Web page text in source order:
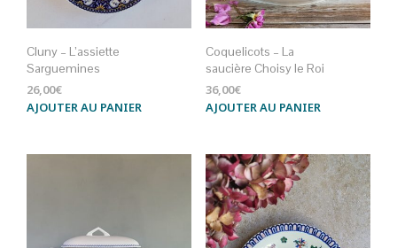
Cluny – L’assiette
Sarguemines
26,00€
AJOUTER AU PANIER
Coquelicots – La
saucière Choisy le Roi
36,00€
AJOUTER AU PANIER